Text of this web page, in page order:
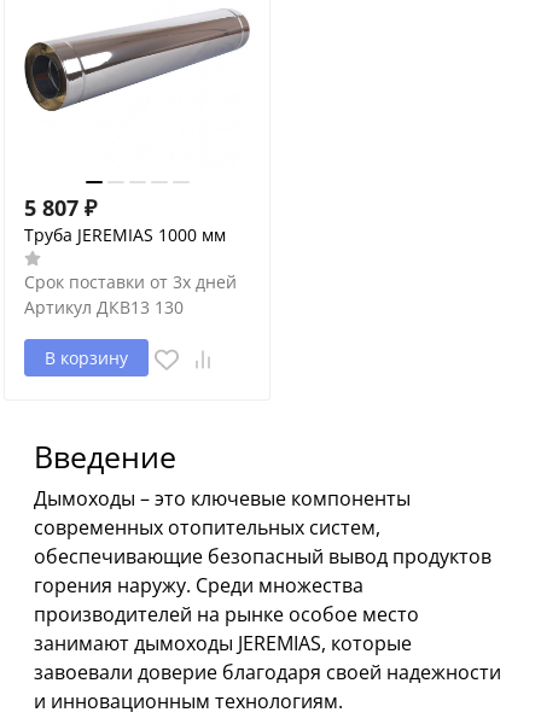
5 807 ₽
Труба JEREMIAS 1000 мм
Срок поставки от 3х дней
Артикул ДКВ13 130
В корзину
Введение
Дымоходы – это ключевые компоненты
современных отопительных систем,
обеспечивающие безопасный вывод продуктов
горения наружу. Среди множества
производителей на рынке особое место
занимают дымоходы JEREMIAS, которые
завоевали доверие благодаря своей надежности
и инновационным технологиям.